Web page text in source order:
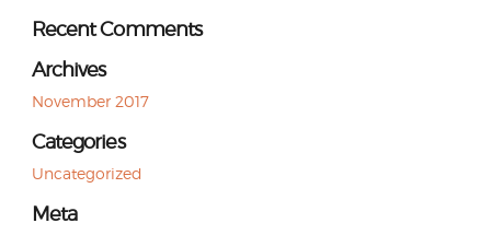
Recent Comments
Archives
November 2017
Categories
Uncategorized
Meta